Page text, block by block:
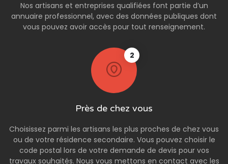
Nos artisans et entreprises qualifiées font partie d’un
annuaire professionnel, avec des données publiques dont
vous pouvez avoir accès pour tout renseignement.
2
Près de chez vous
Choisissez parmi les artisans les plus proches de chez vous
ou de votre résidence secondaire. Vous pouvez choisir le
code postal lors de votre demande de devis pour vos
travaux souhaités. Nous vous mettons en contact avec les